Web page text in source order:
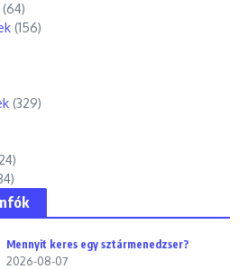
(64)
(156)
(329)
Mennyit keres egy sztármenedzser?
2026-08-07